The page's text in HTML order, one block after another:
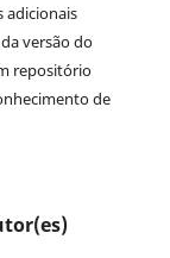
adicionais
versão do
repositório
de